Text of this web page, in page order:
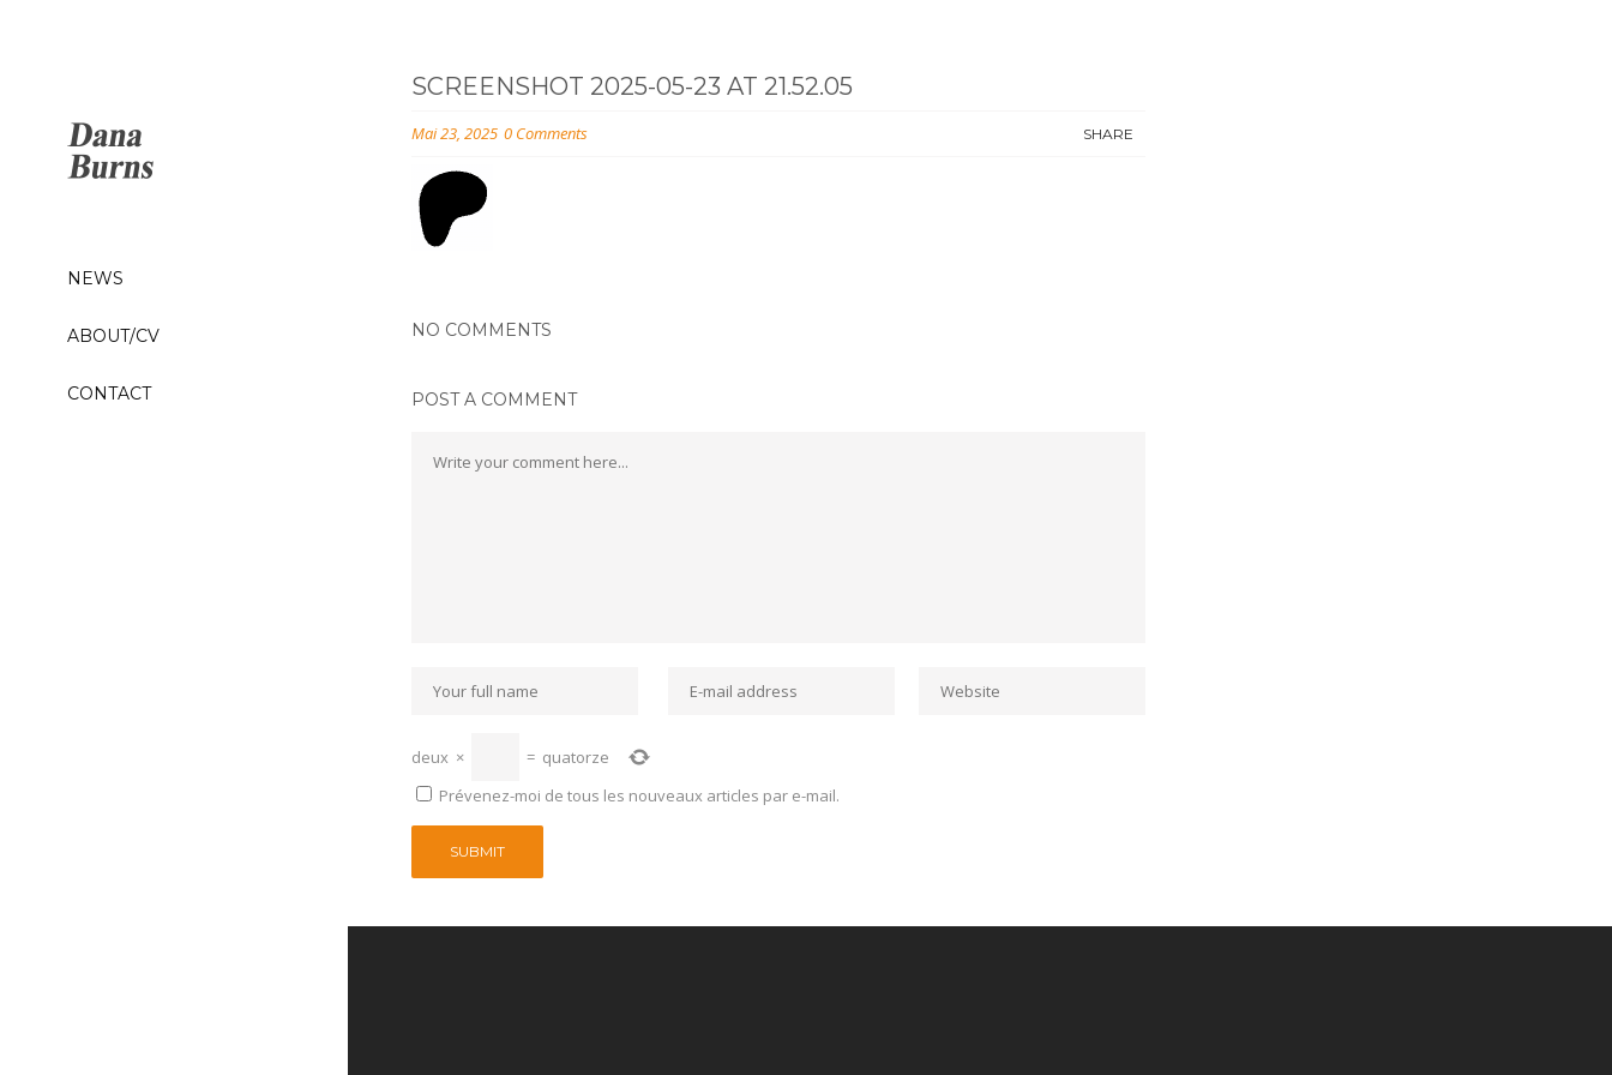
NEWS
ABOUT/CV
CONTACT
SCREENSHOT 2025-05-23 AT 21.52.05
Mai 23, 2025 0 Comments SHARE
NO COMMENTS
POST A COMMENT
deux × = quatorze
Prévenez-moi de tous les nouveaux articles par e-mail.